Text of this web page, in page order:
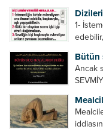
ve
1-
Bütün
Ancak
olması